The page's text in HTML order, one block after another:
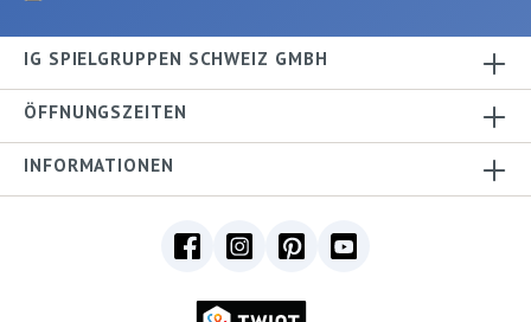
IG SPIELGRUPPEN SCHWEIZ GMBH
ÖFFNUNGSZEITEN
INFORMATIONEN